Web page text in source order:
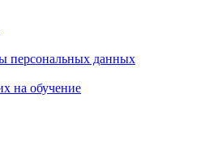
персональных данных
на обучение